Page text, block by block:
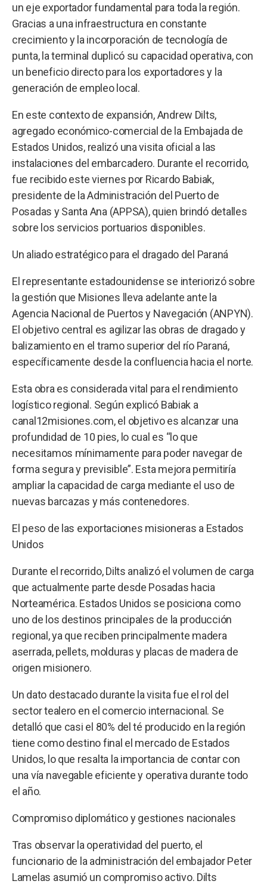
un eje exportador fundamental para toda la región.
Gracias a una infraestructura en constante
crecimiento y la incorporación de tecnología de
punta, la terminal duplicó su capacidad operativa, con
un beneficio directo para los exportadores y la
generación de empleo local.
En este contexto de expansión, Andrew Dilts,
agregado económico-comercial de la Embajada de
Estados Unidos, realizó una visita oficial a las
instalaciones del embarcadero. Durante el recorrido,
fue recibido este viernes por Ricardo Babiak,
presidente de la Administración del Puerto de
Posadas y Santa Ana (APPSA), quien brindó detalles
sobre los servicios portuarios disponibles.
Un aliado estratégico para el dragado del Paraná
El representante estadounidense se interiorizó sobre
la gestión que Misiones lleva adelante ante la
Agencia Nacional de Puertos y Navegación (ANPYN).
El objetivo central es agilizar las obras de dragado y
balizamiento en el tramo superior del río Paraná,
específicamente desde la confluencia hacia el norte.
Esta obra es considerada vital para el rendimiento
logístico regional. Según explicó Babiak a
canal12misiones.com, el objetivo es alcanzar una
profundidad de 10 pies, lo cual es “lo que
necesitamos mínimamente para poder navegar de
forma segura y previsible”. Esta mejora permitiría
ampliar la capacidad de carga mediante el uso de
nuevas barcazas y más contenedores.
El peso de las exportaciones misioneras a Estados
Unidos
Durante el recorrido, Dilts analizó el volumen de carga
que actualmente parte desde Posadas hacia
Norteamérica. Estados Unidos se posiciona como
uno de los destinos principales de la producción
regional, ya que reciben principalmente madera
aserrada, pellets, molduras y placas de madera de
origen misionero.
Un dato destacado durante la visita fue el rol del
sector tealero en el comercio internacional. Se
detalló que casi el 80% del té producido en la región
tiene como destino final el mercado de Estados
Unidos, lo que resalta la importancia de contar con
una vía navegable eficiente y operativa durante todo
el año.
Compromiso diplomático y gestiones nacionales
Tras observar la operatividad del puerto, el
funcionario de la administración del embajador Peter
Lamelas asumió un compromiso activo. Dilts